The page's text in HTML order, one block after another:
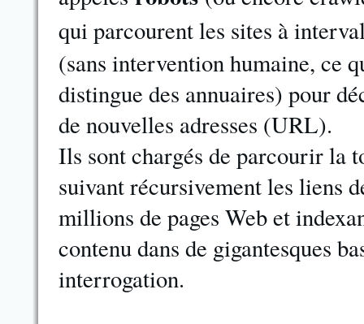
qui parcourent les sites à
(sans intervention humaine, ce
distingue des annuaires) pour
de nouvelles adresses (URL).
Ils sont chargés de parcourir la
suivant récursivement les liens
millions de pages Web et
contenu dans de gigantesques
interrogation.